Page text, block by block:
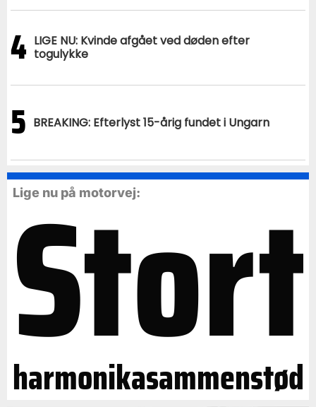
4 LIGE NU: Kvinde afgået ved døden efter
togulykke
5 BREAKING: Efterlyst 15-årig fundet i Ungarn
Lige nu på motorvej:
Stort
harmonikasammenstød